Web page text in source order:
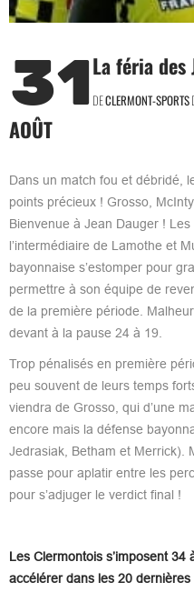
31
AOÛT
La féria des
DECLERMONT-SPORTS
Dans un match fou et débridé,
points précieux ! Grosso,
Bienvenue à Jean Dauger !
l’intermédiaire de Lamothe et
bayonnaise s’estomper pour
permettre à son équipe de
de la première période.
devant à la pause 24 à 19.
Trop pénalisés en première
peu souvent de leurs temps
viendra de Grosso, qui d’une
encore mais la défense
Jedrasiak, Betham et Merrick).
passe pour aplatir entre les
pour s’adjuger le verdict final !
Les Clermontois s’imposent
accélérer dans les 20